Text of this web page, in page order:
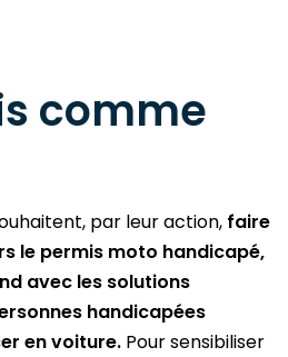
comme
par leur action, faire
le permis moto handicapé,
avec les solutions
handicapées
en voiture. Pour sensibiliser